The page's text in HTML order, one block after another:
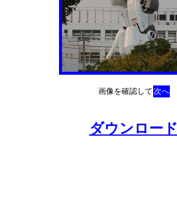
画像を確認して 次へ
ダウンロード